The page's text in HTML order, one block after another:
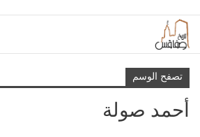
تصفح الوسم
أحمد صولة